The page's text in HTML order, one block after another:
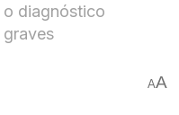
diagnóstico
AA